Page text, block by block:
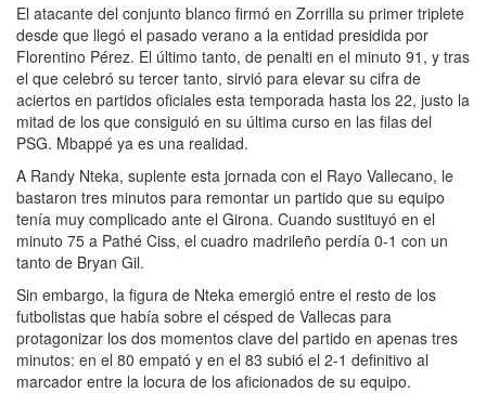
El atacante del conjunto blanco firmó en Zorrilla su primer triplete
desde que llegó el pasado verano a la entidad presidida por
Florentino Pérez. El último tanto, de penalti en el minuto 91, y tras
el que celebró su tercer tanto, sirvió para elevar su cifra de
aciertos en partidos oficiales esta temporada hasta los 22, justo la
mitad de los que consiguió en su última curso en las filas del
PSG. Mbappé ya es una realidad.
A Randy Nteka, suplente esta jornada con el Rayo Vallecano, le
bastaron tres minutos para remontar un partido que su equipo
tenía muy complicado ante el Girona. Cuando sustituyó en el
minuto 75 a Pathé Ciss, el cuadro madrileño perdía 0-1 con un
tanto de Bryan Gil.
Sin embargo, la figura de Nteka emergió entre el resto de los
futbolistas que había sobre el césped de Vallecas para
protagonizar los dos momentos clave del partido en apenas tres
minutos: en el 80 empató y en el 83 subió el 2-1 definitivo al
marcador entre la locura de los aficionados de su equipo.